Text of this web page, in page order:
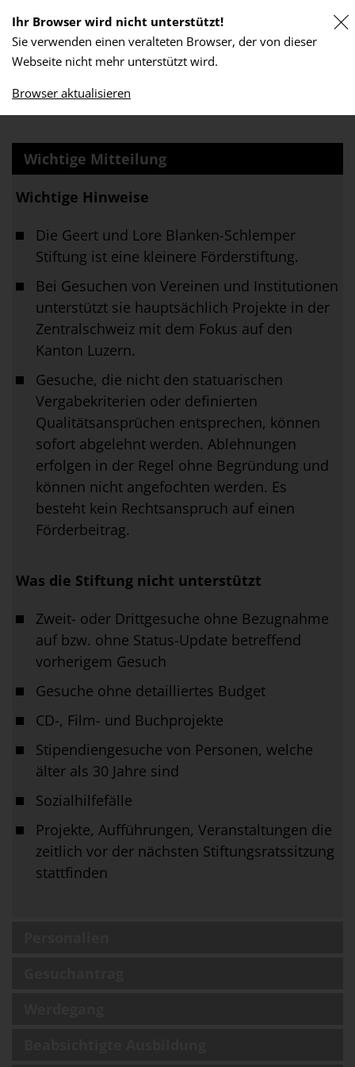
GEERT UND LORE BLANKEN-
SCHLEMPER-STIFTUNG
Wichtige Mitteilung
Wichtige Hinweise
Die Geert und Lore Blanken-Schlemper
Stiftung ist eine kleinere Förderstiftung.
Bei Gesuchen von Vereinen und Institutionen
unterstützt sie hauptsächlich Projekte in der
Zentralschweiz mit dem Fokus auf den
Kanton Luzern.
Gesuche, die nicht den statuarischen
Vergabekriterien oder definierten
Qualitätsansprüchen entsprechen, können
sofort abgelehnt werden. Ablehnungen
erfolgen in der Regel ohne Begründung und
können nicht angefochten werden. Es
besteht kein Rechtsanspruch auf einen
Förderbeitrag.
Was die Stiftung nicht unterstützt
Zweit- oder Drittgesuche ohne Bezugnahme
auf bzw. ohne Status-Update betreffend
vorherigem Gesuch
Gesuche ohne detailliertes Budget
CD-, Film- und Buchprojekte
Stipendiengesuche von Personen, welche
älter als 30 Jahre sind
Sozialhilfefälle
Projekte, Aufführungen, Veranstaltungen die
zeitlich vor der nächsten Stiftungsratssitzung
stattfinden
Ihr Browser wird nicht unterstützt!
Sie verwenden einen veralteten Browser, der von dieser
Webseite nicht mehr unterstützt wird.
Browser aktualisieren